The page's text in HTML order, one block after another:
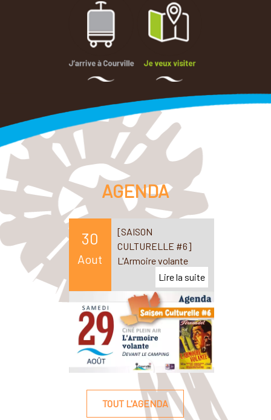
AGENDA
30
Aout
[SAISON
CULTURELLE #6]
L'Armoire volante
TOUT L'AGENDA